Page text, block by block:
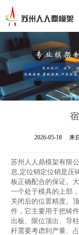
2026-05-18 来
苏州人人鼎模架有限
息,定位销定位销是压
板正确配合的保证。
一个处于模具的上部
关闭后的位置精度。
件，它主要用于把铸
出板、限位顶出、导
杆需要考虑到产量、